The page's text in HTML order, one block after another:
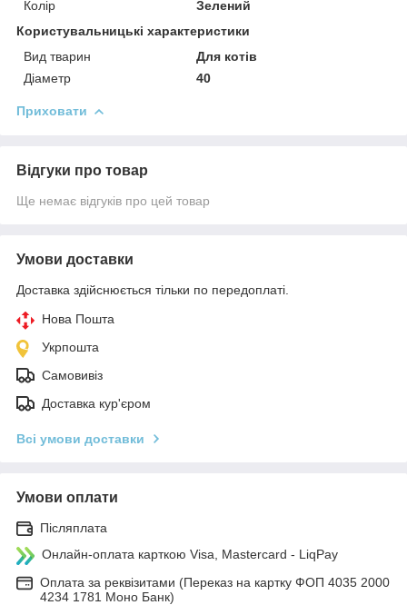
Колір
Зелений
Користувальницькі характеристики
Вид тварин
Для котів
Діаметр
40
Приховати
Відгуки про товар
Ще немає відгуків про цей товар
Умови доставки
Доставка здійснюється тільки по передоплаті.
Нова Пошта
Укрпошта
Самовивіз
Доставка кур'єром
Всі умови доставки
Умови оплати
Післяплата
Онлайн-оплата карткою Visa, Mastercard - LiqPay
Оплата за реквізитами (Переказ на картку ФОП 4035 2000
4234 1781 Моно Банк)